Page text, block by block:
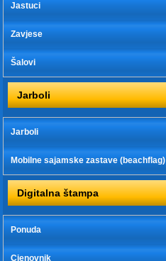
Jastuci
Zavjese
Šalovi
Jarboli
Jarboli
Mobilne sajamske zastave (beachflag)
Digitalna štampa
Ponuda
Cjenovnik